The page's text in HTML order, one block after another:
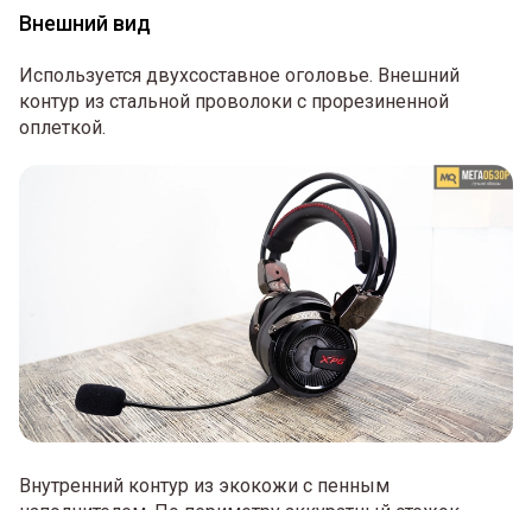
Внешний вид
Используется двухсоставное оголовье. Внешний
контур из стальной проволоки с прорезиненной
оплеткой.
Внутренний контур из экокожи с пенным